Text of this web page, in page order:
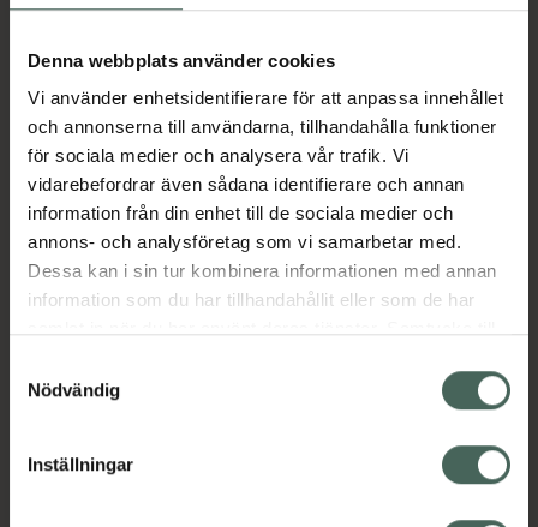
Denna webbplats använder cookies
Vi använder enhetsidentifierare för att anpassa innehållet
och annonserna till användarna, tillhandahålla funktioner
för sociala medier och analysera vår trafik. Vi
vidarebefordrar även sådana identifierare och annan
information från din enhet till de sociala medier och
annons- och analysföretag som vi samarbetar med.
Dessa kan i sin tur kombinera informationen med annan
information som du har tillhandahållit eller som de har
återkalla ditt samtycke via webbplatsens
cookieinställningar. Ett återkallat samtycke påverkar inte
lagligheten av behandling som skett innan återkallelsen.
Nödvändig
Inställningar
Beskrivning Dölj
Läs alltid bipacksedeln innan
användning.
EAN:07046260792715
Visa